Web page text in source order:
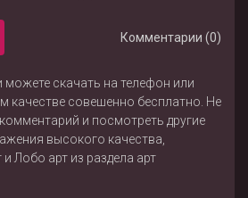
Комментарии (0)
скачать на телефон или
качестве совешенно бесплатно. Не
и посмотреть другие
высокого качества,
и Лобо арт из раздела арт